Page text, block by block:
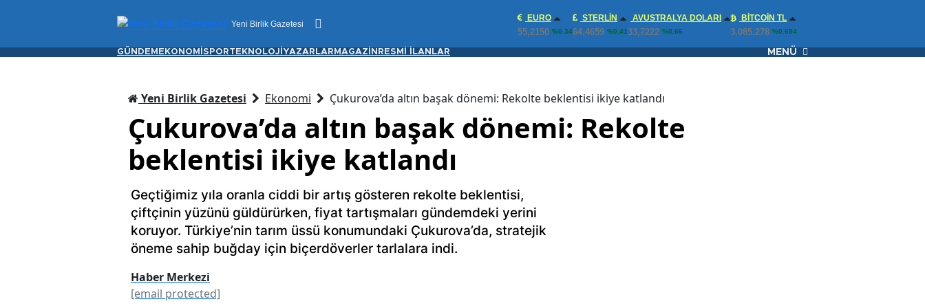
Yeni Birlik Gazetesi
EURO
55,2150 %0.34
STERLIN
64,4659 %0.41
AVUSTRALYA DOLARI
33,7222 %0.66
BITCOIN TL
3.085.278 %0.694
GÜNDEM EKONOMİ SPORTEKNOLOJİ YAZARLAR MAGAZİN RESMİ İLANLAR MENÜ
Yeni Birlik Gazetesi Ekonomi Çukurova’da altın başak dönemi: Rekolte beklentisi ikiye katlandı
Çukurova’da altın başak dönemi: Rekolte
beklentisi ikiye katlandı
Geçtiğimiz yıla oranla ciddi bir artış gösteren rekolte beklentisi,
çiftçinin yüzünü güldürürken, fiyat tartışmaları gündemdeki yerini
koruyor. Türkiye’nin tarım üssü konumundaki Çukurova’da, stratejik
öneme sahip buğday için biçerdöverler tarlalara indi.
Haber Merkezi
[email protected]